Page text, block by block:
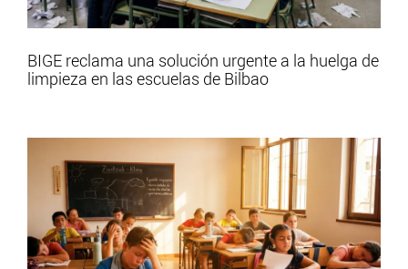
BIGE reclama una solución urgente a la huelga de
limpieza en las escuelas de Bilbao